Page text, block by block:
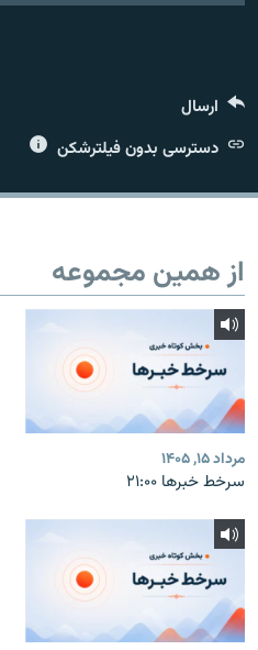
ارسال
دسترسی بدون فیلترشکن
از همین مجموعه
مرداد ۱۵, ۱۴۰۵
سرخط خبرها ۲۱:۰۰